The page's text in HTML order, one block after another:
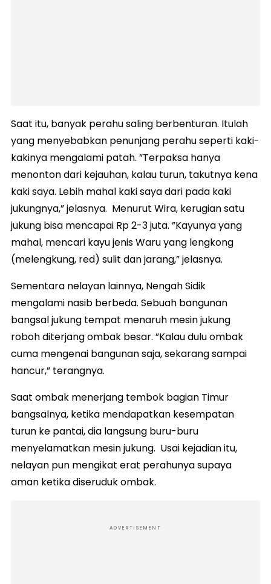
Saat itu, banyak perahu saling berbenturan. Itulah
yang menyebabkan penunjang perahu seperti kaki-
kakinya mengalami patah. ”Terpaksa hanya
menonton dari kejauhan, kalau turun, takutnya kena
kaki saya. Lebih mahal kaki saya dari pada kaki
jukungnya,” jelasnya. Menurut Wira, kerugian satu
jukung bisa mencapai Rp 2-3 juta. ”Kayunya yang
mahal, mencari kayu jenis Waru yang lengkong
(melengkung, red) sulit dan jarang,” jelasnya.
Sementara nelayan lainnya, Nengah Sidik
mengalami nasib berbeda. Sebuah bangunan
bangsal jukung tempat menaruh mesin jukung
roboh diterjang ombak besar. ”Kalau dulu ombak
cuma mengenai bangunan saja, sekarang sampai
hancur,” terangnya.
Saat ombak menerjang tembok bagian Timur
bangsalnya, ketika mendapatkan kesempatan
turun ke pantai, dia langsung buru-buru
menyelamatkan mesin jukung. Usai kejadian itu,
nelayan pun mengikat erat perahunya supaya
aman ketika diseruduk ombak.
ADVERTISEMENT